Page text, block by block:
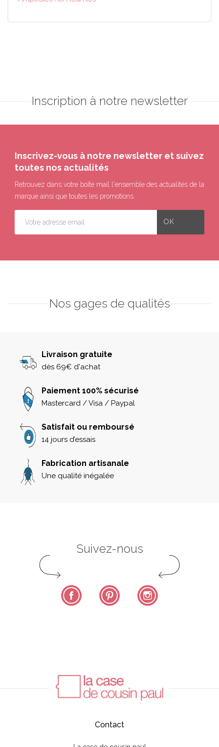
Inscription à notre newsletter
Inscrivez-vous à notre newsletter et suivez
toutes nos actualités
Retrouvez dans votre boîte mail l'ensemble des actualités de la
marque ainsi que toutes les promotions.
Nos gages de qualités
Livraison gratuite
dès 69€ d'achat
Paiement 100% sécurisé
Mastercard / Visa / Paypal
Satisfait ou remboursé
14 jours d’essais
Fabrication artisanale
Une qualité inégalée
Suivez-nous
Facebook Pinterest
Contact